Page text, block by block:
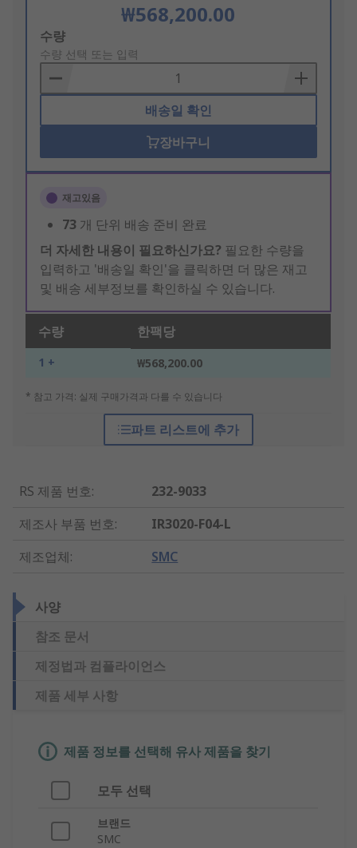
₩568,200.00
Add
to
Basket
수량
수량 선택 또는 입력
배송일 확인
장바구니
재고있음
73 개 단위 배송 준비 완료
더 자세한 내용이 필요하신가요? 필요한 수량을
입력하고 '배송일 확인'을 클릭하면 더 많은 재고
및 배송 세부정보를 확인하실 수 있습니다.
수량 한팩당
1 + ₩568,200.00
* 참고 가격: 실제 구매가격과 다를 수 있습니다
파트 리스트에 추가
RS 제품 번호:
232-9033
제조사 부품 번호:
IR3020-F04-L
제조업체: SMC
사양
참조 문서
제정법과 컴플라이언스
제품 세부 사항
제품 정보를 선택해 유사 제품을 찾기
모두 선택
브랜드
SMC